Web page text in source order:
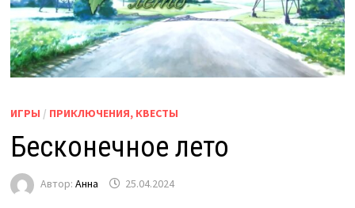
ИГРЫ / ПРИКЛЮЧЕНИЯ, КВЕСТЫ
Бесконечное лето
Автор: Анна 25.04.2024